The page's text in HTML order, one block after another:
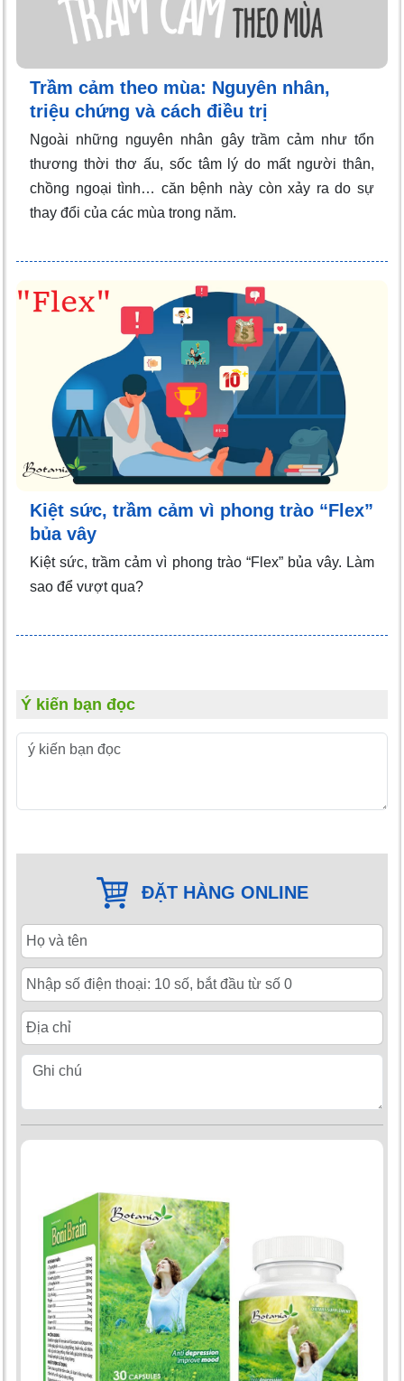
Trầm cảm theo mùa: Nguyên nhân,
triệu chứng và cách điều trị
Ngoài những nguyên nhân gây trầm cảm như tổn
thương thời thơ ấu, sốc tâm lý do mất người thân,
chồng ngoại tình… căn bệnh này còn xảy ra do sự
thay đổi của các mùa trong năm.
Kiệt sức, trầm cảm vì phong trào “Flex”
bủa vây
Kiệt sức, trầm cảm vì phong trào “Flex” bủa vây. Làm
sao để vượt qua?
Ý kiến bạn đọc
ĐẶT HÀNG ONLINE